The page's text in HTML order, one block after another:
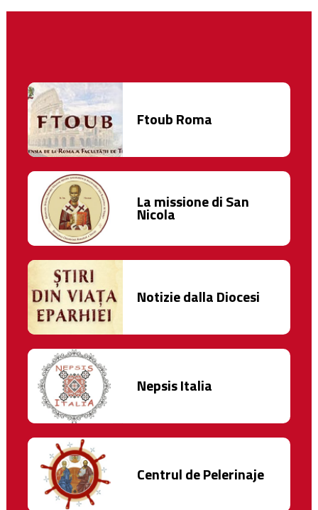
Ftoub Roma
La missione di San
Nicola
Notizie dalla Diocesi
Nepsis Italia
Centrul de Pelerinaje